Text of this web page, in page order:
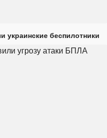
украинские беспилотники